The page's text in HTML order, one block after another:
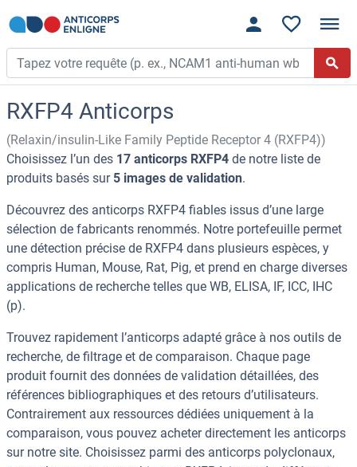
RXFP4 Anticorps
(Relaxin/insulin-Like Family Peptide Receptor 4 (RXFP4))
Choisissez l’un des 17 anticorps RXFP4 de notre liste de
produits basés sur 5 images de validation.
Découvrez des anticorps RXFP4 fiables issus d’une large
sélection de fabricants renommés. Notre portefeuille permet
une détection précise de RXFP4 dans plusieurs espèces, y
compris Human, Mouse, Rat, Pig, et prend en charge diverses
applications de recherche telles que WB, ELISA, IF, ICC, IHC
(p).
Trouvez rapidement l’anticorps adapté grâce à nos outils de
recherche, de filtrage et de comparaison. Chaque page
produit fournit des données de validation détaillées, des
références bibliographiques et des retours d’utilisateurs.
Contrairement aux ressources dédiées uniquement à la
comparaison, vous pouvez acheter directement les anticorps
sur notre site. Choisissez parmi des anticorps polyclonaux,